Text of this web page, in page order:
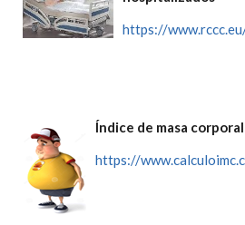
https://
Índice de masa corporal
https://